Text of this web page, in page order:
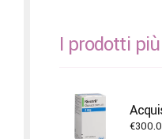
I prodotti
€